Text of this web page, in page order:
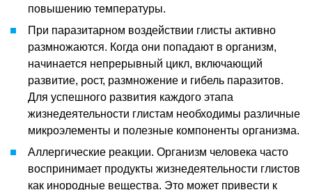
повышению температуры.
При паразитарном воздействии глисты активно
размножаются. Когда они попадают в организм,
начинается непрерывный цикл, включающий
развитие, рост, размножение и гибель паразитов.
Для успешного развития каждого этапа
жизнедеятельности глистам необходимы различные
микроэлементы и полезные компоненты организма.
Аллергические реакции. Организм человека часто
воспринимает продукты жизнедеятельности глистов
как инородные вещества. Это может привести к